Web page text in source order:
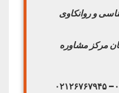
و روانکاوی
مرکز مشاوره
–۰۲۱۲۶۷۶۷۹۴۵